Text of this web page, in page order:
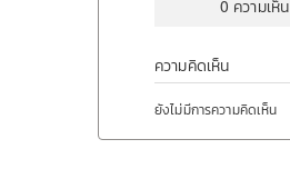
0 ความเห็น
ความคิดเห็น
ยังไม่มีการความคิดเห็น